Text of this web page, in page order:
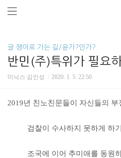
글 쟁이로 가는 길/윤가?인가?
반민(주)특위가 필요
미닉스 김인성 2020. 1. 5. 22:50
2019년 친노친문들이 자신들의 부
검찰이 수사하지 못하게 하기
조국에 이어 추미애를 동원하